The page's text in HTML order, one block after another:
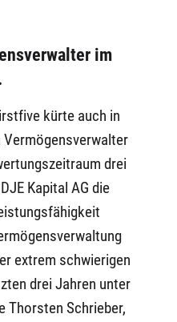
im
kürte auch in
drei
Kapital AG die
extrem schwierigen
drei Jahren unter
Thorsten Schrieber,